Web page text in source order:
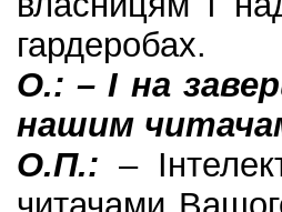
гардеробах.
О.: – І на
нашим
О.П.: –